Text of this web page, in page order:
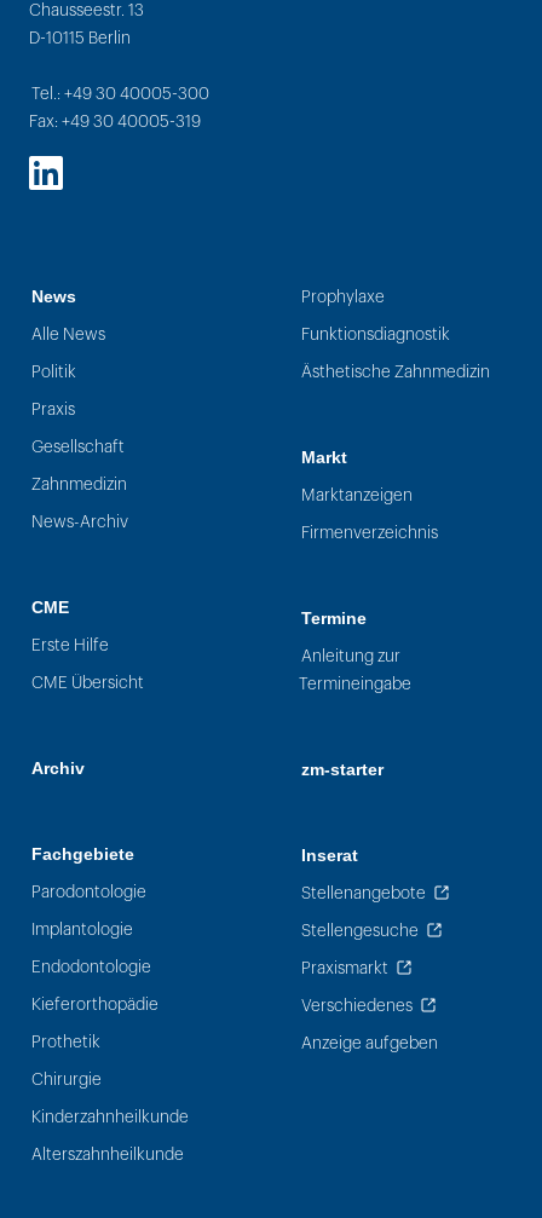
Chausseestr. 13
D-10115 Berlin
Tel.: +49 30 40005-300
Fax: +49 30 40005-319
LinkedIn
News
Alle News
Politik
Praxis
Gesellschaft
Zahnmedizin
News-Archiv
CME
Erste Hilfe
CME Übersicht
Archiv
Fachgebiete
Parodontologie
Implantologie
Endodontologie
Kieferorthopädie
Prothetik
Chirurgie
Kinderzahnheilkunde
Alterszahnheilkunde
Prophylaxe
Funktionsdiagnostik
Ästhetische Zahnmedizin
Markt
Marktanzeigen
Firmenverzeichnis
Termine
Anleitung zur
Termineingabe
zm-starter
Inserat
Stellenangebote
Stellengesuche
Praxismarkt
Verschiedenes
Anzeige aufgeben